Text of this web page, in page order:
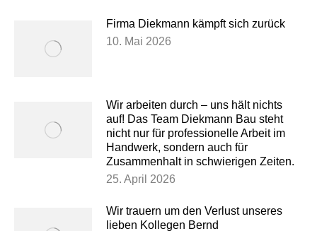
Firma Diekmann kämpft sich zurück
10. Mai 2026
Wir arbeiten durch – uns hält nichts
auf! Das Team Diekmann Bau steht
nicht nur für professionelle Arbeit im
Handwerk, sondern auch für
Zusammenhalt in schwierigen Zeiten.
25. April 2026
Wir trauern um den Verlust unseres
lieben Kollegen Bernd